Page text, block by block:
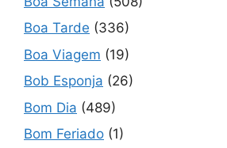
Boa Tarde (336)
Boa Viagem (19)
Bob Esponja (26)
Bom Dia (489)
Bom Feriado (1)